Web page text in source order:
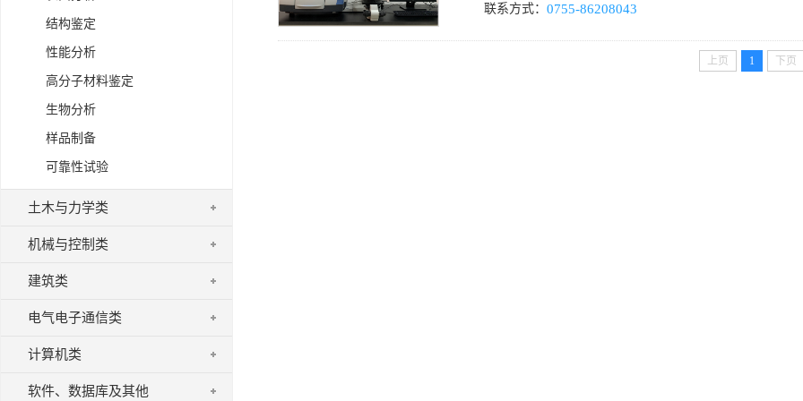
结构鉴定
性能分析
高分子材料鉴定
生物分析
样品制备
可靠性试验
土木与力学类
机械与控制类
建筑类
电气电子通信类
计算机类
软件、数据库及其他
联系方式： 0755-86208043
上页 1 下页